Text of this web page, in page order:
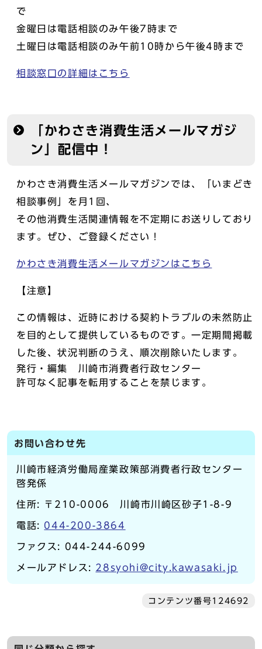
で
金曜日は電話相談のみ午後7時まで
土曜日は電話相談のみ午前10時から午後4時まで
相談窓口の詳細はこちら
「かわさき消費生活メールマガジ
ン」配信中！
かわさき消費生活メールマガジンでは、「いまどき
相談事例」を月1回、
その他消費生活関連情報を不定期にお送りしており
ます。ぜひ、ご登録ください！
かわさき消費生活メールマガジンはこちら
【注意】
この情報は、近時における契約トラブルの未然防止
を目的として提供しているものです。一定期間掲載
した後、状況判断のうえ、順次削除いたします。
発行・編集 川崎市消費者行政センター
許可なく記事を転用することを禁じます。
お問い合わせ先
川崎市経済労働局産業政策部消費者行政センター
啓発係
住所: 〒210-0006 川崎市川崎区砂子1-8-9
電話: 044-200-3864
ファクス: 044-244-6099
メールアドレス: 28syohi@city.kawasaki.jp
コンテンツ番号124692